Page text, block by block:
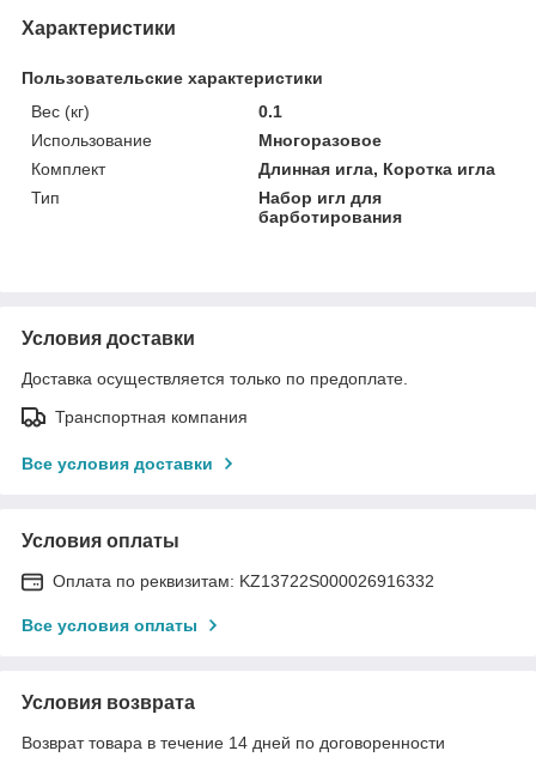
Характеристики
Пользовательские характеристики
Вес (кг)
0.1
Использование
Многоразовое
Комплект
Длинная игла, Коротка игла
Тип
Набор игл для
барботирования
Условия доставки
Доставка осуществляется только по предоплате.
Транспортная компания
Все условия доставки
Условия оплаты
Оплата по реквизитам: KZ13722S000026916332
Все условия оплаты
Условия возврата
Возврат товара в течение 14 дней по договоренности